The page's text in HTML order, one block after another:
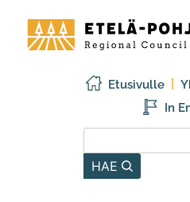
sisältöön
Pohjanmaan
liitto
Etusivulle
HAE
In